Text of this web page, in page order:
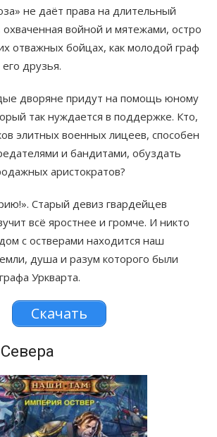
не даёт права на длительный
войной и мятежами, остро
отважных бойцах, как молодой граф
друзья.
дворяне придут на помощь юному
так нуждается в поддержке. Кто,
элитных военных лицеев, способен
и бандитами, обуздать
аристократов?
Старый девиз гвардейцев
всё яростнее и громче. И никто
с остверами находится наш
душа и разум которого были
Уркварта.
Скачать